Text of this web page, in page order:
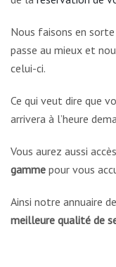
Nous faisons en
passe au mieux et
celui-ci.
Ce qui veut dire que
arrivera à l’heure
Vous aurez aussi
gamme pour vous
Ainsi notre annuaire
meilleure qualité de